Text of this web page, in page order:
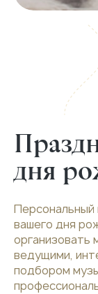
дня
Персональный
вашего дня
организовать
ведущими,
подбором